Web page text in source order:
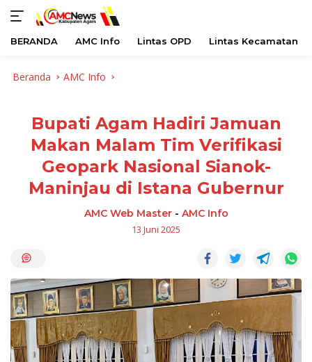
BERANDA AMC Info Lintas OPD Lintas Kecamatan
Beranda AMC Info
Bupati Agam Hadiri Jamuan
Makan Malam Tim Verifikasi
Geopark Nasional Sianok-
Maninjau di Istana Gubernur
AMC Web Master- AMC Info
13 Juni 2025